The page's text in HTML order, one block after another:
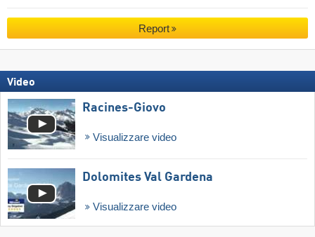
Report
Video
Racines-Giovo
Visualizzare video
Dolomites Val Gardena
Visualizzare video